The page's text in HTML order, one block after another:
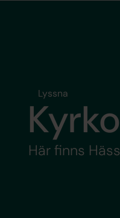
Lyssna
Här finns